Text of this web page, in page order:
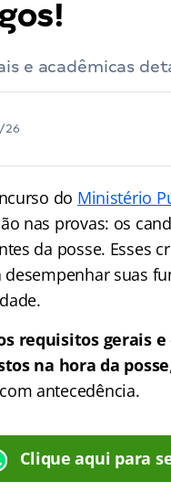
e acadêmicas
26
do Ministério
nas provas: os
da posse. Esses
desempenhar suas
requisitos gerais
na hora da posse
antecedência.
Clique aqui para